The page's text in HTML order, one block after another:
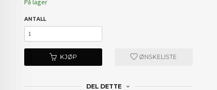
ANTALL
KJØP ØNSKELISTE
DEL DETTE